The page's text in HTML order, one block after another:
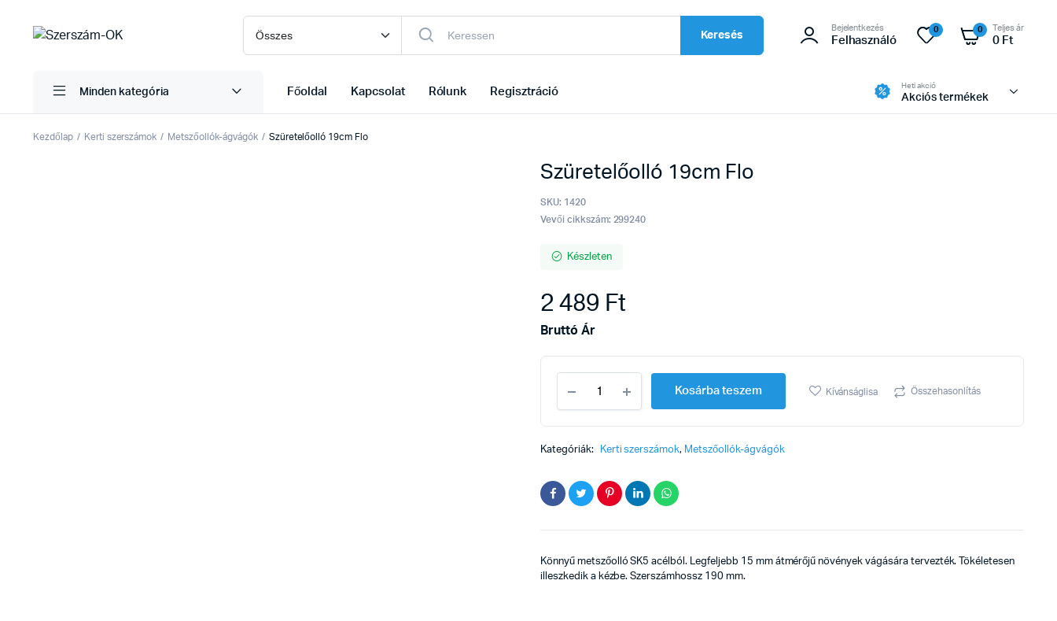
Keresés
Bejelentkezés
Felhasználó
0 0 Teljes ár
0 Ft
Minden kategória Főoldal Kapcsolat Rólunk Regisztráció
Heti akció
Akciós termékek
Kezdőlap Kerti szerszámok Metszőollók-ágvágók Szüretelőolló 19cm Flo
Szüretelőolló 19cm Flo
SKU: 1420
Vevői cikkszám: 299240
Készleten
2 489 Ft
Bruttó Ár
19cm
Flo
quantity
Kosárba teszem Kívánságlisa Összehasonlítás
Kategóriák: Kerti szerszámok, Metszőollók-ágvágók
Könnyű metszőolló SK5 acélból. Legfeljebb 15 mm átmérőjű növények vágására tervezték. Tökéletesen
illeszkedik a kézbe. Szerszámhossz 190 mm.